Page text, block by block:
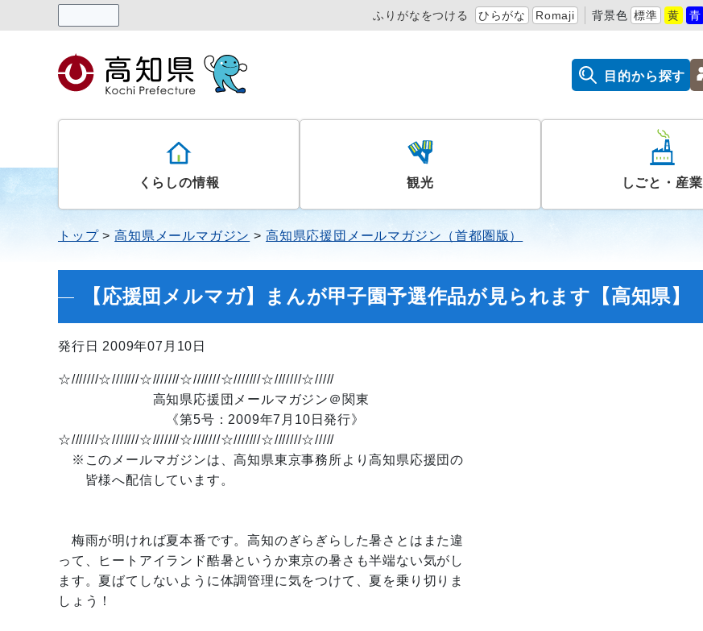
ふりがなをつける ひらがな Romaji 背景色 標準 黄 青
目的から探す
くらしの情報 観光 しごと・産業
トップ 高知県メールマガジン 高知県応援団メールマガジン（首都圏版）
【応援団メルマガ】まんが甲子園予選作品が見られます【高知県】
発行日 2009年07月10日
☆///////☆///////☆///////☆///////☆///////☆///////☆/////
高知県応援団メールマガジン＠関東
《第5号：2009年7月10日発行》
☆///////☆///////☆///////☆///////☆///////☆///////☆/////
※このメールマガジンは、高知県東京事務所より高知県応援団の
皆様へ配信しています。
梅雨が明ければ夏本番です。高知のぎらぎらした暑さとはまた違
って、ヒートアイランド酷暑というか東京の暑さも半端ない気がし
ます。夏ばてしないように体調管理に気をつけて、夏を乗り切りま
しょう！